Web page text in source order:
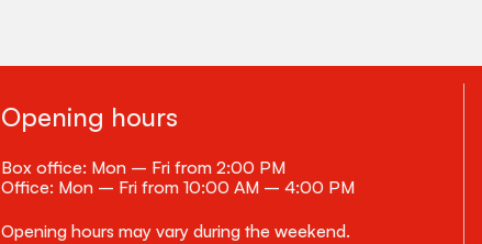
Opening hours
Box office: Mon – Fri from 2:00 PM
Office: Mon – Fri from 10:00 AM – 4:00 PM
Opening hours may vary during the weekend.